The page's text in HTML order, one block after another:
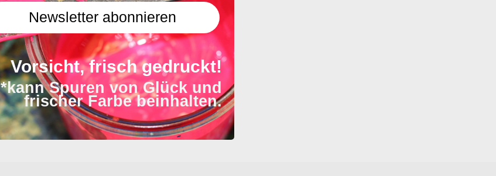
Newsletter abonnieren
Vorsicht, frisch gedruckt!
*kann Spuren von Glück und
frischer Farbe beinhalten.